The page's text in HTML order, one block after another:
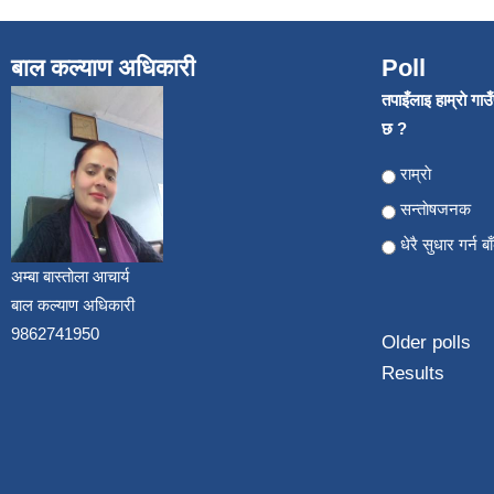
बाल कल्याण अधिकारी
अम्बा बास्तोला आचार्य
बाल कल्याण अधिकारी
9862741950
Poll
तपाइँलाइ हाम्राे
छ ?
Choices
राम्राे
सन्ताेषजनक
धेरै सुधार गर्न
Older polls
Results